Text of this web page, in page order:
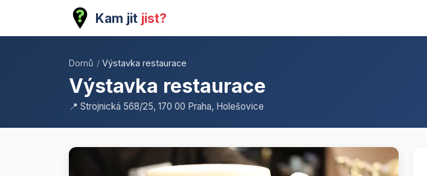
Kam jit jist?
Domů / Výstavka restaurace
Výstavka restaurace
📍 Strojnická 568/25, 170 00 Praha, Holešovice